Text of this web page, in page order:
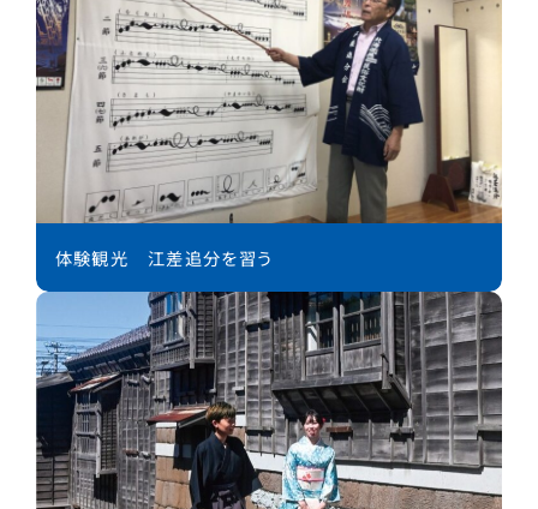
体験観光 江差追分を習う